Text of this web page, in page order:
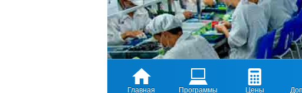
Главная Программы Цены